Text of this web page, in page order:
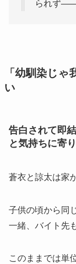
られず――
「幼馴染じ
い
告白されて即
と気持ちに寄
蒼衣と諒太は家
子供の頃から同
一緒、バイト先
このままでは単